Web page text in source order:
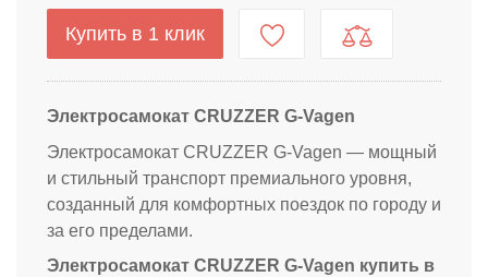
Купить в 1 клик
Электросамокат CRUZZER G-Vagen
Электросамокат CRUZZER G-Vagen — мощный
и стильный транспорт премиального уровня,
созданный для комфортных поездок по городу и
за его пределами.
Электросамокат CRUZZER G-Vagen купить в